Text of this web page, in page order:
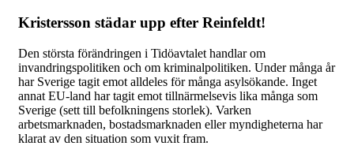
Kristersson städar upp efter Reinfeldt!
Den största förändringen i Tidöavtalet handlar om
invandringspolitiken och om kriminalpolitiken. Under många år
har Sverige tagit emot alldeles för många asylsökande. Inget
annat EU-land har tagit emot tillnärmelsevis lika många som
Sverige (sett till befolkningens storlek). Varken
arbetsmarknaden, bostadsmarknaden eller myndigheterna har
klarat av den situation som vuxit fram.